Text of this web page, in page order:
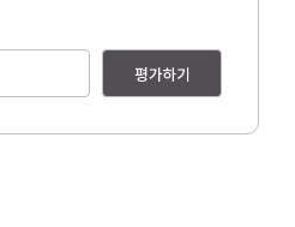
평가하기